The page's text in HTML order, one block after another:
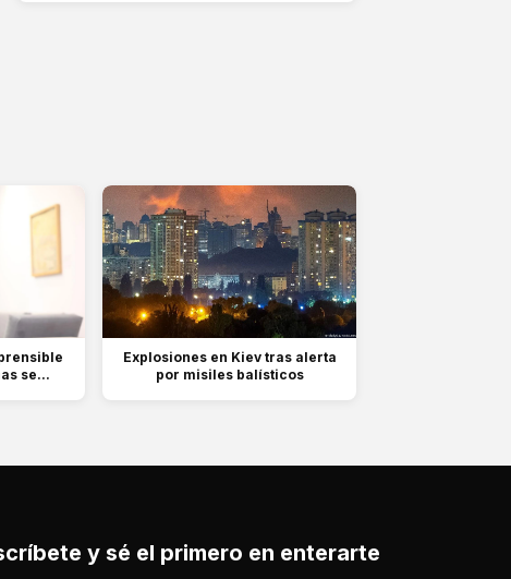
se...
Explosiones en Kiev tras alerta
por misiles balísticos
y sé el primero en enterarte